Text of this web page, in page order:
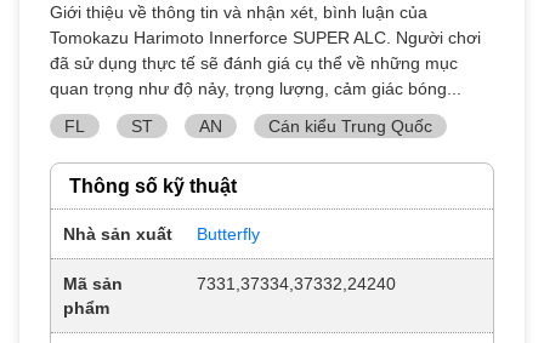
Giới thiệu về thông tin và nhận xét, bình luận của
Tomokazu Harimoto Innerforce SUPER ALC. Người chơi
đã sử dụng thực tế sẽ đánh giá cụ thể về những mục
quan trọng như độ nảy, trọng lượng, cảm giác bóng...
FL
ST AN Cán kiểu Trung Quốc
Thông số kỹ thuật
Nhà sản xuất Butterfly
Mã sản
phẩm
7331,37334,37332,24240